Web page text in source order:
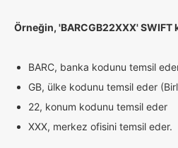
Örneğin, 'BARCGB22XXX' SWIFT
BARC, banka kodunu temsil
GB, ülke kodunu temsil eder
22, konum kodunu temsil eder
XXX, merkez ofisini temsil eder.